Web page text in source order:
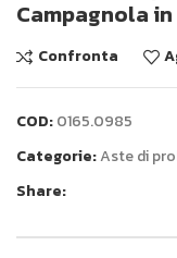
Campagnola
Confronta
COD:0165.0985
Categorie:Aste di
Share: